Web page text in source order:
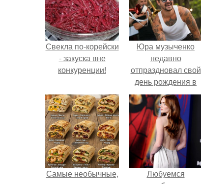
Свекла по-корейски
- закуска вне
конкуренции!
Юра музыченко
недавно
отпраздновал свой
день рождения в
кругу самых
близких и родных
людей.
Самые необычные,
Любуемся